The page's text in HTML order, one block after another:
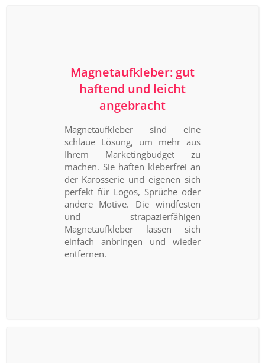
Magnetaufkleber: gut
haftend und leicht
angebracht
Magnetaufkleber sind eine
schlaue Lösung, um mehr aus
Ihrem Marketingbudget zu
machen. Sie haften kleberfrei an
der Karosserie und eigenen sich
perfekt für Logos, Sprüche oder
andere Motive. Die windfesten
und strapazierfähigen
Magnetaufkleber lassen sich
einfach anbringen und wieder
entfernen.